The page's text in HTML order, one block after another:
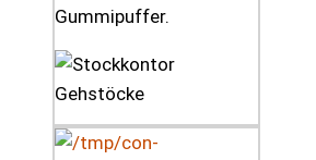
Gummipuffer.